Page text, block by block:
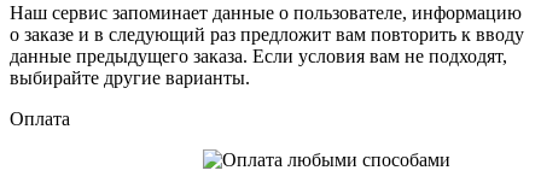
Наш сервис запоминает данные о пользователе, информацию
о заказе и в следующий раз предложит вам повторить к вводу
данные предыдущего заказа. Если условия вам не подходят,
выбирайте другие варианты.
Оплата